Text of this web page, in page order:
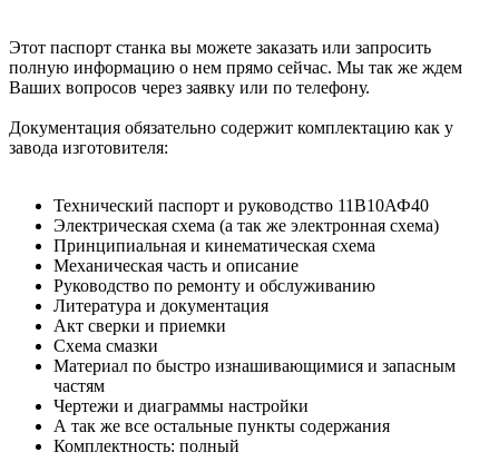
Этот паспорт станка вы можете заказать или запросить
полную информацию о нем прямо сейчас. Мы так же ждем
Ваших вопросов через заявку или по телефону.
Документация обязательно содержит комплектацию как у
завода изготовителя:
Технический паспорт и руководство 11В10АФ40
Электрическая схема (а так же электронная схема)
Принципиальная и кинематическая схема
Механическая часть и описание
Руководство по ремонту и обслуживанию
Литература и документация
Акт сверки и приемки
Схема смазки
Материал по быстро изнашивающимися и запасным
частям
Чертежи и диаграммы настройки
А так же все остальные пункты содержания
Комплектность: полный